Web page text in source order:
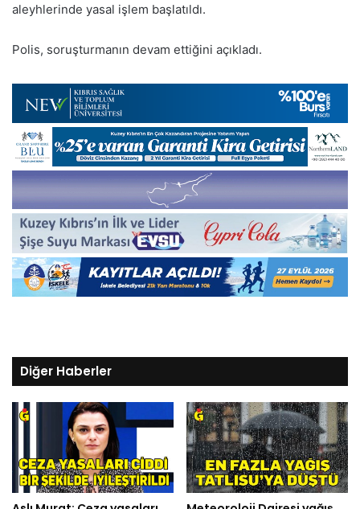
aleyhlerinde yasal işlem başlatıldı.
Polis, soruşturmanın devam ettiğini açıkladı.
Diğer Haberler